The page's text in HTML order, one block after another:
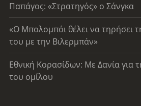
Παπάγος: «Στρατηγός» ο Σάνγκα
«Ο Μπολομπόι θέλει να τηρήσει
του με την Βιλερμπάν»
Εθνική Κορασίδων: Με Δανία για
του ομίλου